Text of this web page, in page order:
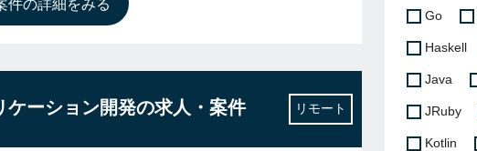
Go
Haskell
Java
JRuby
Kotlin
ケーション開発の求人・案件 リモート